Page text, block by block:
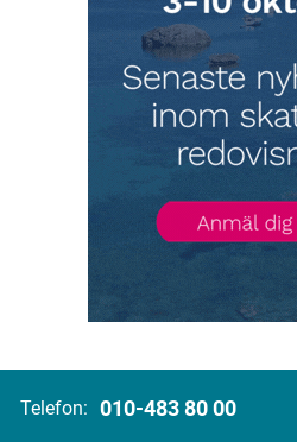
Telefon: 010-483 80 00